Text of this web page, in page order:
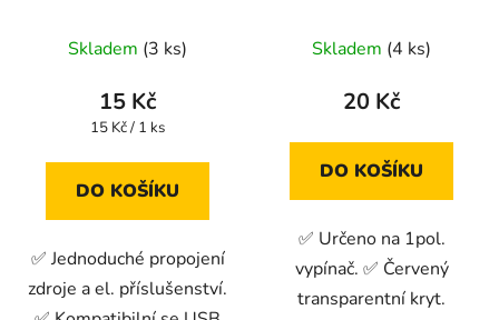
Skladem (3 ks)
15 Kč
Měrná
15 Kč / 1 ks
DO KOŠÍKU
✅ Jednoduché propojení
zdroje a el. příslušenství.
Skladem (4 ks)
20 Kč
DO KOŠÍKU
✅ Určeno na 1pol.
vypínač. ✅ Červený
transparentní kryt.